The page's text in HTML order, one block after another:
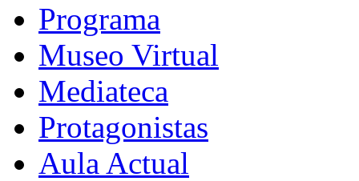
Programa
Museo Virtual
Mediateca
Protagonistas
Aula Actual